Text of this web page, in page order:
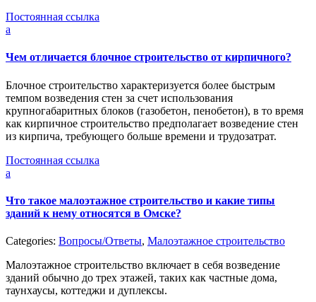
Постоянная ссылка
a
Чем отличается блочное строительство от кирпичного?
Блочное строительство характеризуется более быстрым
темпом возведения стен за счет использования
крупногабаритных блоков (газобетон, пенобетон), в то время
как кирпичное строительство предполагает возведение стен
из кирпича, требующего больше времени и трудозатрат.
Постоянная ссылка
a
Что такое малоэтажное строительство и какие типы
зданий к нему относятся в Омске?
Categories: Вопросы/Ответы, Малоэтажное строительство
Малоэтажное строительство включает в себя возведение
зданий обычно до трех этажей, таких как частные дома,
таунхаусы, коттеджи и дуплексы.